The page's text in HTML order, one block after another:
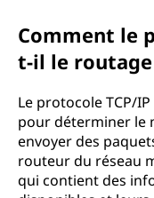
Comment le
t-il le routage
Le protocole TCP/
pour déterminer le
envoyer des
routeur du réseau
qui contient des